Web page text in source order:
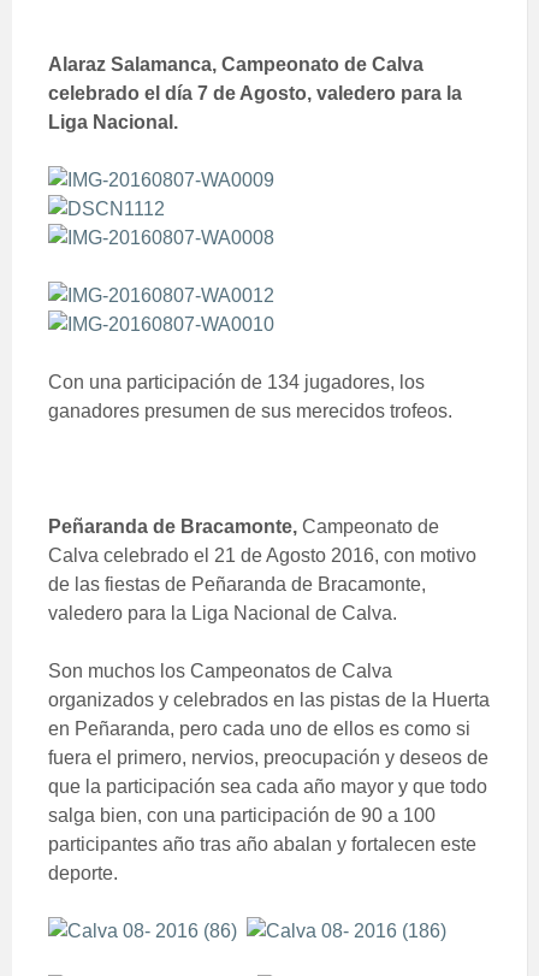
Alaraz Salamanca, Campeonato de Calva
celebrado el día 7 de Agosto, valedero para la
Liga Nacional.
Con una participación de 134 jugadores, los
ganadores presumen de sus merecidos trofeos.
Peñaranda de Bracamonte, Campeonato de
Calva celebrado el 21 de Agosto 2016, con motivo
de las fiestas de Peñaranda de Bracamonte,
valedero para la Liga Nacional de Calva.
Son muchos los Campeonatos de Calva
organizados y celebrados en las pistas de la Huerta
en Peñaranda, pero cada uno de ellos es como si
fuera el primero, nervios, preocupación y deseos de
que la participación sea cada año mayor y que todo
salga bien, con una participación de 90 a 100
participantes año tras año abalan y fortalecen este
deporte.